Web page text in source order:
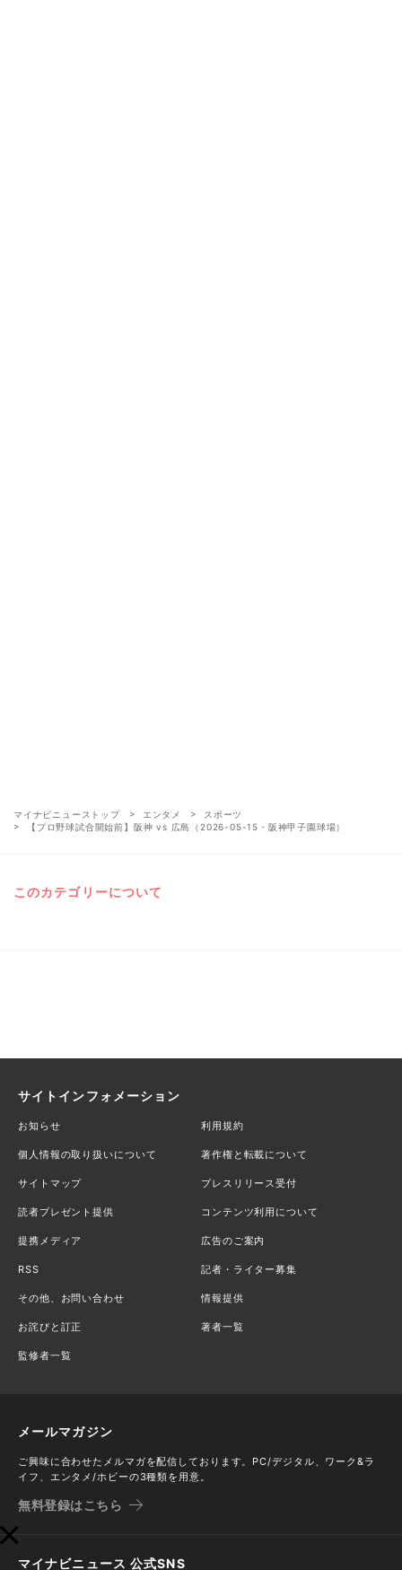
マイナビニューストップ エンタメ
スポーツ
【プロ野球試合開始前】阪神 vs 広島（2026-05-15・阪神甲子園球場）
このカテゴリーについて
サイトインフォメーション
お知らせ 利用規約
個人情報の取り扱いについて 著作権と転載について
サイトマップ プレスリリース受付
読者プレゼント提供 コンテンツ利用について
提携メディア 広告のご案内
RSS 記者・ライター募集
その他、お問い合わせ 情報提供
お詫びと訂正 著者一覧
監修者一覧
メールマガジン
ご興味に合わせたメルマガを配信しております。PC/デジタル、ワーク&ラ
イフ、エンタメ/ホビーの3種類を用意。
無料登録はこちら
マイナビニュース 公式SNS